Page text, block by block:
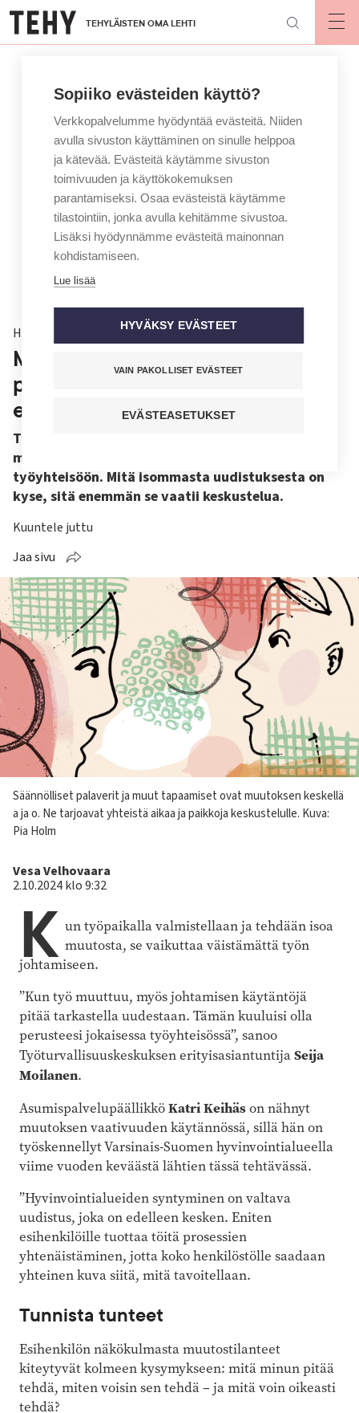
Hyppää
pääsisältöön
TEHYLÄISTEN OMA LEHTI
Hyvinvointi
Muutoksen johtaminen vaatii
paljon puhumista – näin
esihenkilön kannattaa toimia
Työasioita ei pidä ottaa liian henkilökohtaisesti,
mutta tunteiden salliminen kuuluu hyvinvoivaan
työyhteisöön. Mitä isommasta uudistuksesta on
kyse, sitä enemmän se vaatii keskustelua.
Kuuntele juttu
Jaa sivu
Kuvateksti
Säännölliset palaverit ja muut tapaamiset ovat muutoksen keskellä
a ja o. Ne tarjoavat yhteistä aikaa ja paikkoja keskustelulle. Kuva:
Pia Holm
Kirjoittaja
Vesa Velhovaara
2.10.2024 klo 9:32
K un työpaikalla valmistellaan ja tehdään isoa
muutosta, se vaikuttaa väistämättä työn
johtamiseen.
”Kun työ muuttuu, myös johtamisen käytäntöjä
pitää tarkastella uudestaan. Tämän kuuluisi olla
perusteesi jokaisessa työyhteisössä”, sanoo
Työturvallisuuskeskuksen erityisasiantuntijaSeija
Moilanen.
AsumispalvelupäällikköKatri Keihäson nähnyt
muutoksen vaativuuden käytännössä, sillä hän on
työskennellyt Varsinais-Suomen hyvinvointialueella
viime vuoden keväästä lähtien tässä tehtävässä.
”Hyvinvointialueiden syntyminen on valtava
uudistus, joka on edelleen kesken. Eniten
esihenkilöille tuottaa töitä prosessien
yhtenäistäminen, jotta koko henkilöstölle saadaan
yhteinen kuva siitä, mitä tavoitellaan.
Tunnista tunteet
Esihenkilön näkökulmasta muutostilanteet
kiteytyvät kolmeen kysymykseen: mitä minun pitää
tehdä, miten voisin sen tehdä – ja mitä voin oikeasti
tehdä?
Sopiiko evästeiden käyttö?
Verkkopalvelumme hyödyntää evästeitä. Niiden
avulla sivuston käyttäminen on sinulle helppoa
ja kätevää. Evästeitä käytämme sivuston
toimivuuden ja käyttökokemuksen
parantamiseksi. Osaa evästeistä käytämme
tilastointiin, jonka avulla kehitämme sivustoa.
Lisäksi hyödynnämme evästeitä mainonnan
kohdistamiseen.
Lue lisää
HYVÄKSY EVÄSTEET
VAIN PAKOLLISET EVÄSTEET
EVÄSTEASETUKSET